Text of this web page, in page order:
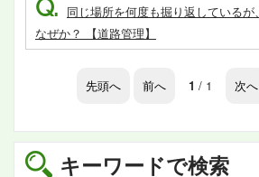
キーワードで検索
Q. 同じ場所を何度も掘り返しているが、
なぜか？ 【道路管理】
先頭へ 前へ 1 / 1 次へ